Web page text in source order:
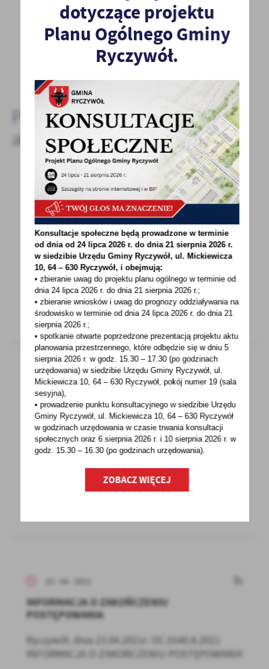
Spodobała Ci się informacja? Zostaw nam swoją opinię
- to dla Ciebie staramy się być najlepsi, a Twoje zdanie
bardzo nam w tym pomoże!
Pozostałe
aktualności
26 - 04 - 2021
OBWIESZCZENIE O ZAKOŃCZENIU
POSTEPOWANIA ADMINISTRACYJNEGO
Wójt Gminy Ryczywół informuje, że zostało
zakończone postępowanie administracyjne
w sprawie...
26 - 04 - 2021
Narodowy Spis Powszechny Ludności i
Mieszkań 2021
Narodowy Spis PowszechnyLudności
i Mieszkań 2021Wejdź na spis.gov.pl i spisz
się!Spis trwa od...
23 - 04 - 2021
INFORMACJA O ZAKOŃCZENIU
POSTĘPOWANIA
Ryczywół, dnia 23.04.2021r. OC.5540.8.2021
INFORMACJA O ZAKOŃCZENIU POSTĘPOWANIA
dotyczące projektu
Planu Ogólnego Gminy
Ryczywół.
Konsultacje społeczne będą prowadzone w terminie
od dnia od 24 lipca 2026 r. do dnia 21 sierpnia 2026 r.
w siedzibie Urzędu Gminy Ryczywół, ul. Mickiewicza
10, 64 – 630 Ryczywół, i obejmują:
• zbieranie uwag do projektu planu ogólnego w terminie od
dnia 24 lipca 2026 r. do dnia 21 sierpnia 2026 r.;
• zbieranie wniosków i uwag do prognozy oddziaływania na
środowisko w terminie od dnia 24 lipca 2026 r. do dnia 21
sierpnia 2026 r.;
• spotkanie otwarte poprzedzone prezentacją projektu aktu
planowania przestrzennego, które odbędzie się w dniu 5
sierpnia 2026 r.w godz. 15.30 – 17.30 (po godzinach
urzędowania) w siedzibie Urzędu Gminy Ryczywół, ul.
Mickiewicza 10, 64 – 630 Ryczywół, pokójnumer 19 (sala
sesyjna),
• prowadzenie punktu konsultacyjnego w siedzibie Urzędu
Gminy Ryczywół, ul. Mickiewicza 10, 64 – 630 Ryczywół
w godzinachurzędowania w czasie trwania konsultacji
społecznych oraz 6 sierpnia 2026 r. i 10 sierpnia 2026 r. w
godz. 15.30 – 16.30 (po godzinachurzędowania).
ZOBACZ WIĘCEJ